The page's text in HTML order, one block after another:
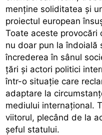
menține soliditatea și
proiectul european
Toate aceste provocări
nu doar pun la îndoială
încrederea în sânul
țări și actori politici
într-o situație care
adaptare la
mediului internațional.
viitorul, plecând de la
șeful statului.